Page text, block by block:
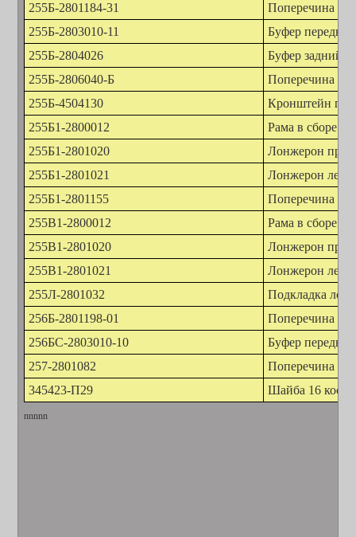
255Б-2801184-31
Поперечина №
255Б-2803010-11
Буфер передний
255Б-2804026
Буфер задний
255Б-2806040-Б
Поперечина
255Б-4504130
Кронштейн
255Б1-2800012
Рама в сборе
255Б1-2801020
Лонжерон
255Б1-2801021
Лонжерон
255Б1-2801155
Поперечина №
255В1-2800012
Рама в сборе
255В1-2801020
Лонжерон
255В1-2801021
Лонжерон
255Л-2801032
Подкладка
256Б-2801198-01
Поперечина №
256БС-2803010-10
Буфер передний
257-2801082
Поперечина №
345423-П29
Шайба 16 косая
nnnnn